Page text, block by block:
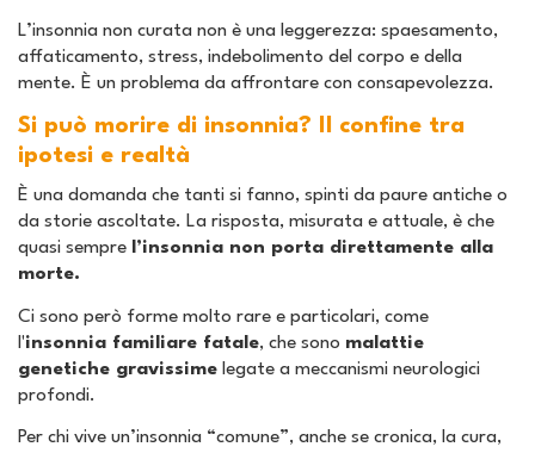
L’insonnia non curata non è una leggerezza: spaesamento,
affaticamento, stress, indebolimento del corpo e della
mente. È un problema da affrontare con consapevolezza.
Si può morire di insonnia? Il confine tra
ipotesi e realtà
È una domanda che tanti si fanno, spinti da paure antiche o
da storie ascoltate. La risposta, misurata e attuale, è che
quasi sempre l’insonnia non porta direttamente alla
morte.
Ci sono però forme molto rare e particolari, come
l'insonnia familiare fatale, che sono malattie
genetiche gravissime legate a meccanismi neurologici
profondi.
Per chi vive un’insonnia “comune”, anche se cronica, la cura,